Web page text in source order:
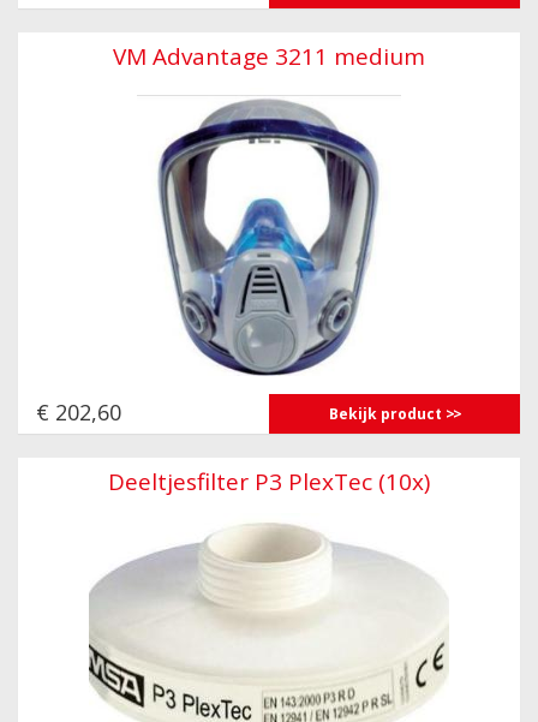
VM Advantage 3211 medium
€ 202,60 Bekijk product
Deeltjesfilter P3 PlexTec (10x)